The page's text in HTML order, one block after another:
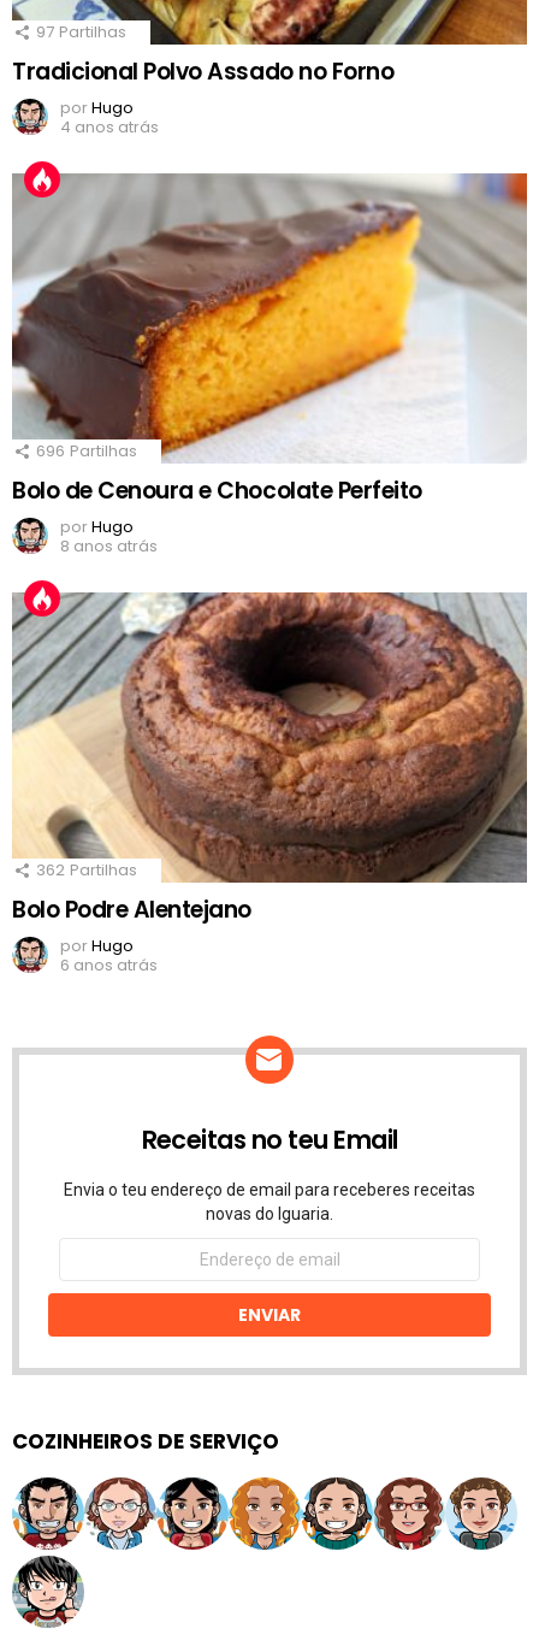
97 Partilhas
Tradicional Polvo Assado no Forno
porHugo
4 anos atrás
696 Partilhas
Bolo de Cenoura e Chocolate Perfeito
porHugo
8 anos atrás
362 Partilhas
Bolo Podre Alentejano
porHugo
6 anos atrás
Receitas no teu Email
Envia o teu endereço de email para receberes receitas
novas do Iguaria.
Endereço
email
ENVIAR
COZINHEIROS DE SERVIÇO